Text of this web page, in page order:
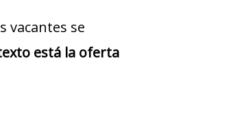
vacantes se
está la oferta